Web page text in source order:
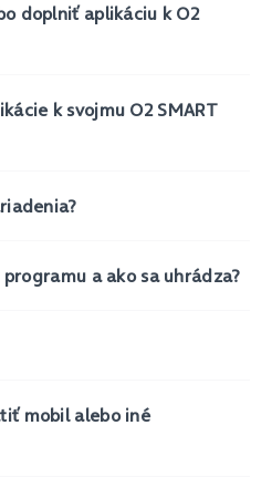
doplniť aplikáciu k O2
k svojmu O2 SMART
a ako sa uhrádza?
mobil alebo iné